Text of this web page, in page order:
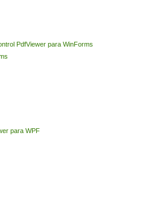
PdfViewer para WinForms
para WPF